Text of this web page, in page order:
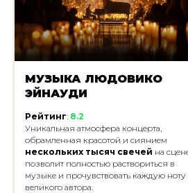
МУЗЫКА ЛЮДОВИКО
ЭЙНАУДИ
Рейтинг:8.2
Уникальная атмосфера концерта,
обрамленная красотой и сиянием
нескольких тысяч свечей на сцене
позволит полностью раствориться в
музыке и прочувствовать каждую ноту
великого автора.